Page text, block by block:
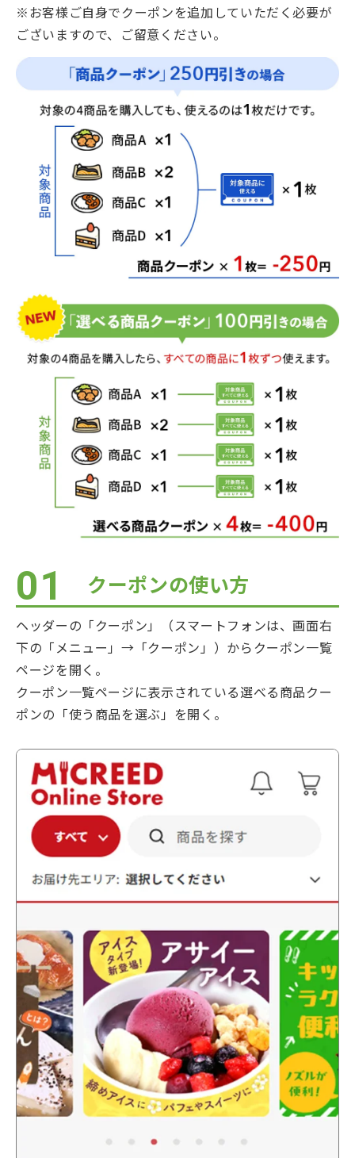
※お客様ご自身でクーポンを追加していただく必要が
ございますので、ご留意ください。
01 クーポンの使い方
ヘッダーの「クーポン」（スマートフォンは、画面右
下の「メニュー」→「クーポン」）からクーポン一覧
ページを開く。
クーポン一覧ページに表示されている選べる商品クー
ポンの「使う商品を選ぶ」を開く。